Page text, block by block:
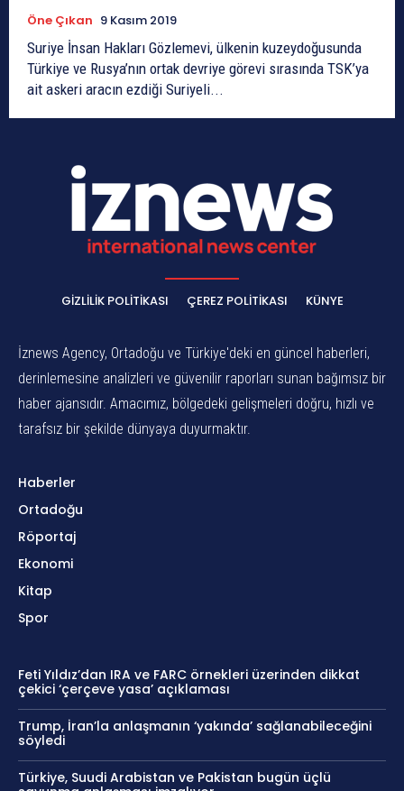
Öne Çıkan 9 Kasım 2019
Suriye İnsan Hakları Gözlemevi, ülkenin kuzeydoğusunda
Türkiye ve Rusya’nın ortak devriye görevi sırasında TSK’ya
ait askeri aracın ezdiği Suriyeli...
GIZLILIK POLITIKASI ÇEREZ POLITIKASI KÜNYE
İznews Agency, Ortadoğu ve Türkiye'deki en güncel haberleri,
derinlemesine analizleri ve güvenilir raporları sunan bağımsız bir
haber ajansıdır. Amacımız, bölgedeki gelişmeleri doğru, hızlı ve
tarafsız bir şekilde dünyaya duyurmaktır.
Haberler
Ortadoğu
Röportaj
Ekonomi
Kitap
Spor
Feti Yıldız’dan IRA ve FARC örnekleri üzerinden dikkat
çekici ‘çerçeve yasa’ açıklaması
Trump, İran’la anlaşmanın ‘yakında’ sağlanabileceğini
söyledi
Türkiye, Suudi Arabistan ve Pakistan bugün üçlü